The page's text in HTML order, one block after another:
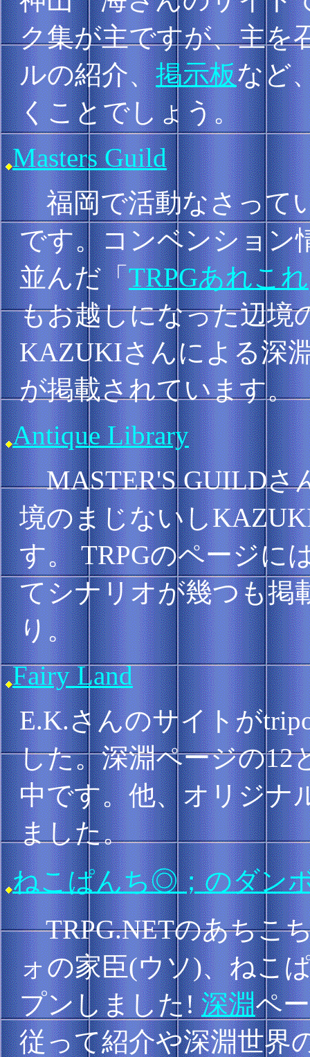
ク集が主ですが、主を
ルの紹介、掲示板など
くことでしょう。
Masters Guild
福岡で活動なさって
です。コンベンション
並んだ「TRPGあれこれ
もお越しになった辺境
KAZUKIさんによる深
が掲載されています。
Antique Library
MASTER'S GUILDさ
境のまじないし
す。 TRPGのページに
てシナリオが幾つも掲
り。
Fairy Land
E.K.さんのサイトが
した。深淵ページの12
中です。他、オリジナ
ました。
ねこぱんち◎；のダン
TRPG.NETのあちこ
ォの家臣(ウソ)、ねこ
プンしました!深淵ペ
従って紹介や深淵世界